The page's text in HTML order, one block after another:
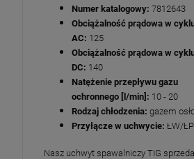
Numer katalogowy: 7812643
Obciążalność prądowa w
AC: 125
Obciążalność prądowa w
DC: 140
Natężenie przepływu gazu
ochronnego [l/min]: 10 - 20
Rodzaj chłodzenia: gazem
Przyłącze w uchwycie: ŁW/
Nasz uchwyt spawalniczy TIG